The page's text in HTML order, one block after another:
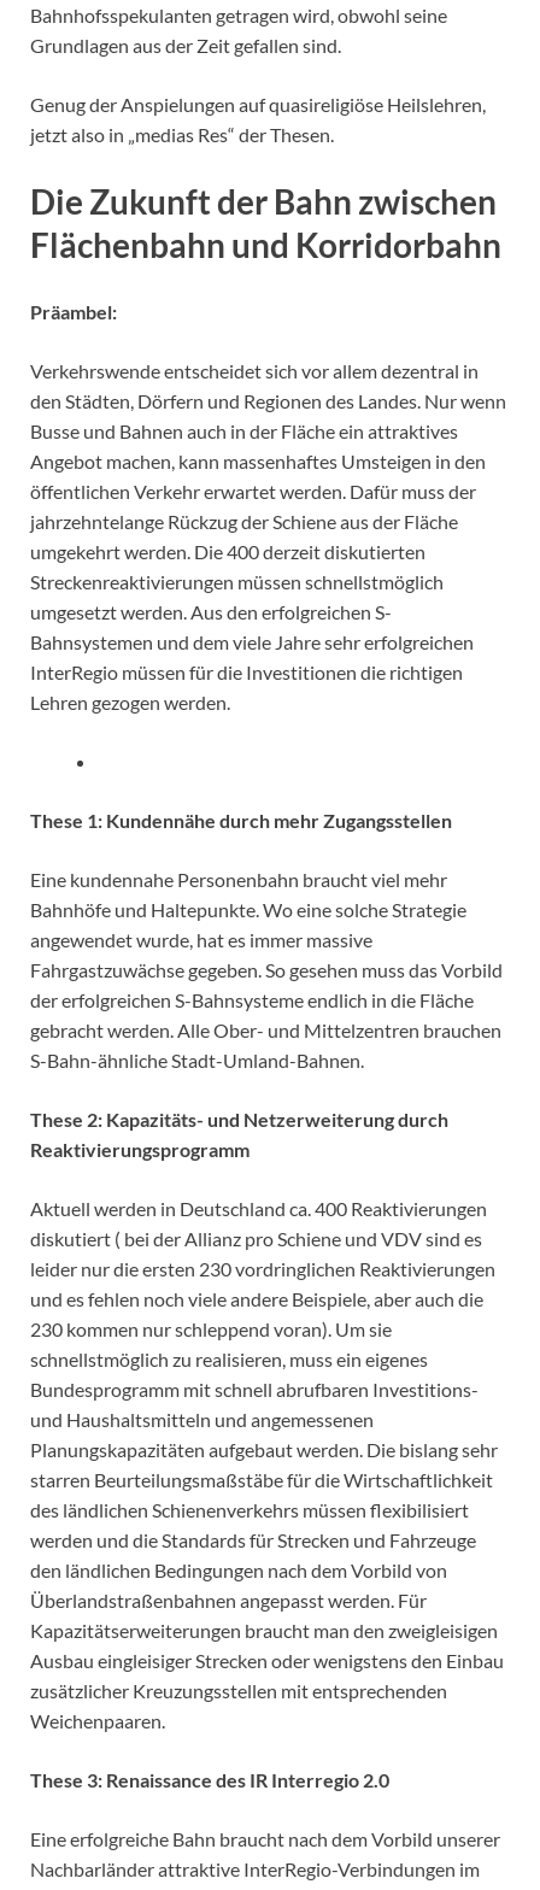
Bahnhofsspekulanten getragen wird, obwohl seine
Grundlagen aus der Zeit gefallen sind.
Genug der Anspielungen auf quasireligiöse Heilslehren,
jetzt also in „medias Res“ der Thesen.
Die Zukunft der Bahn zwischen
Flächenbahn und Korridorbahn
Präambel:
Verkehrswende entscheidet sich vor allem dezentral in
den Städten, Dörfern und Regionen des Landes. Nur wenn
Busse und Bahnen auch in der Fläche ein attraktives
Angebot machen, kann massenhaftes Umsteigen in den
öffentlichen Verkehr erwartet werden. Dafür muss der
jahrzehntelange Rückzug der Schiene aus der Fläche
umgekehrt werden. Die 400 derzeit diskutierten
Streckenreaktivierungen müssen schnellstmöglich
umgesetzt werden. Aus den erfolgreichen S-
Bahnsystemen und dem viele Jahre sehr erfolgreichen
InterRegio müssen für die Investitionen die richtigen
Lehren gezogen werden.
These 1: Kundennähe durch mehr Zugangsstellen
Eine kundennahe Personenbahn braucht viel mehr
Bahnhöfe und Haltepunkte. Wo eine solche Strategie
angewendet wurde, hat es immer massive
Fahrgastzuwächse gegeben. So gesehen muss das Vorbild
der erfolgreichen S-Bahnsysteme endlich in die Fläche
gebracht werden. Alle Ober- und Mittelzentren brauchen
S-Bahn-ähnliche Stadt-Umland-Bahnen.
These 2: Kapazitäts- und Netzerweiterung durch
Reaktivierungsprogramm
Aktuell werden in Deutschland ca. 400 Reaktivierungen
diskutiert ( bei der Allianz pro Schiene und VDV sind es
leider nur die ersten 230 vordringlichen Reaktivierungen
und es fehlen noch viele andere Beispiele, aber auch die
230 kommen nur schleppend voran). Um sie
schnellstmöglich zu realisieren, muss ein eigenes
Bundesprogramm mit schnell abrufbaren Investitions-
und Haushaltsmitteln und angemessenen
Planungskapazitäten aufgebaut werden. Die bislang sehr
starren Beurteilungsmaßstäbe für die Wirtschaftlichkeit
des ländlichen Schienenverkehrs müssen flexibilisiert
werden und die Standards für Strecken und Fahrzeuge
den ländlichen Bedingungen nach dem Vorbild von
Überlandstraßenbahnen angepasst werden. Für
Kapazitätserweiterungen braucht man den zweigleisigen
Ausbau eingleisiger Strecken oder wenigstens den Einbau
zusätzlicher Kreuzungsstellen mit entsprechenden
Weichenpaaren.
These 3: Renaissance des IR Interregio 2.0
Eine erfolgreiche Bahn braucht nach dem Vorbild unserer
Nachbarländer attraktive InterRegio-Verbindungen im